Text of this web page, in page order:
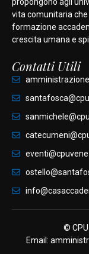
vita comunitaria
formazione
crescita umana e
Contatti Utili
©
Email: